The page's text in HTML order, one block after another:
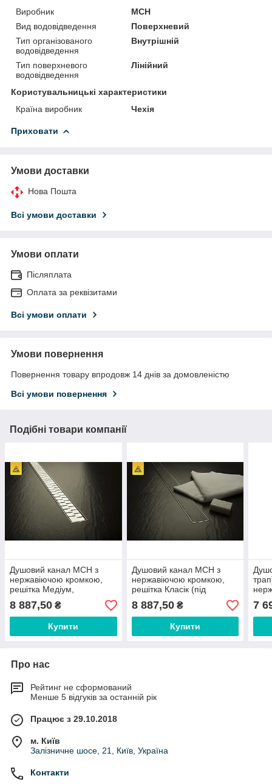
Виробник
MCH
Вид водовідведення
Поверхневий
Тип організованого
водовідведення
Внутрішній
Тип поверхневого
водовідведення
Лінійний
Користувальницькі характеристики
Країна виробник
Чехія
Приховати
Умови доставки
Нова Пошта
Всі умови доставки
Умови оплати
Післяплата
Оплата за реквізитами
Всі умови оплати
Умови повернення
Повернення товару впродовж 14 днів за домовленістю
Всі умови повернення
Подібні товари компанії
Душовий канал МСН з
нержавіючою кромкою,
решітка Медіум,
комбінований сифон
DN50, h80 мм, L950 мм
8 887,50 ₴
Купити
Душовий канал МСН з
нержавіючою кромкою,
решітка Класік (під
плитку), комбінований
сифон DN50, h80 мм,
L950мм
8 887,50₴
Купити
мм,
7
Про нас
Рейтинг не сформований
Менше 5 відгуків за останній рік
Працює з 29.10.2018
м. Київ
Залізничне шосе, 21, Київ, Україна
Контакти